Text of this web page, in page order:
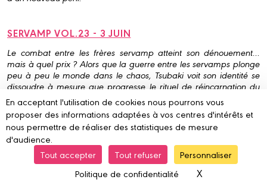
SERVAMP VOL.23 - 3 JUIN
Le combat entre les frères servamp atteint son dénouement…
mais à quel prix ? Alors que la guerre entre les servamps plonge
peu à peu le monde dans le chaos, Tsubaki voit son identité se
dissoudre à mesure que progresse le rituel de réincarnation du
Comte. Chaque instant qui passe le rapproche un peu plus de la
disparition totale.
Déterminés à le sauver, ses 2e classe mettent tout en œuvre pour
interrompre le rituel avant qu’il ne soit trop tard. Mais tandis que
l’affrontement s’intensifie, les blessures du passé refont surface.
Les secrets et la tragédie qui ont façonné Tsubaki sont enfin
dévoilés, révélant toute la douleur cachée derrière son sourire.
En acceptant l'utilisation de cookies nous pourrons vous
proposer des informations adaptées à vos centres d'intérêts et
nous permettre de réaliser des statistiques de mesure
d'audience.
Tout accepter
Tout refuser
Personnaliser
Politique de confidentialité
X